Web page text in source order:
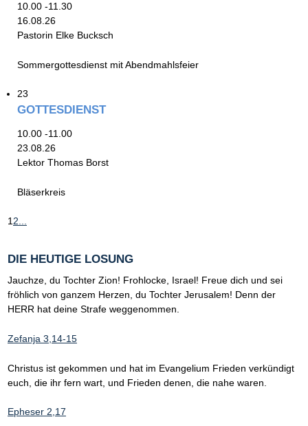
10.00 -11.30
16.08.26
Pastorin Elke Bucksch
Sommergottesdienst mit Abendmahlsfeier
23
GOTTESDIENST
10.00 -11.00
23.08.26
Lektor Thomas Borst
Bläserkreis
12...
DIE HEUTIGE LOSUNG
Jauchze, du Tochter Zion! Frohlocke, Israel! Freue dich und sei
fröhlich von ganzem Herzen, du Tochter Jerusalem! Denn der
HERR hat deine Strafe weggenommen.
Zefanja 3,14-15
Christus ist gekommen und hat im Evangelium Frieden verkündigt
euch, die ihr fern wart, und Frieden denen, die nahe waren.
Epheser 2,17